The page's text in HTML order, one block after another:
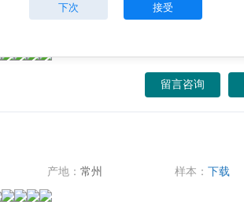
留言咨询
产地： 常州 样本： 下载
下次 接受